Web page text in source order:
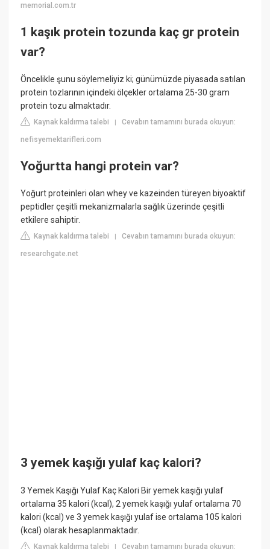
memorial.com.tr
1 kaşık protein tozunda kaç gr protein
var?
Öncelikle şunu söylemeliyiz ki; günümüzde piyasada satılan
protein tozlarının içindeki ölçekler ortalama 25-30 gram
protein tozu almaktadır.
Kaynak kaldırma talebi |Cevabın tamamını burada okuyun:
nefisyemektarifleri.com
Yoğurtta hangi protein var?
Yoğurt proteinleri olan whey ve kazeinden türeyen biyoaktif
peptidler çeşitli mekanizmalarla sağlık üzerinde çeşitli
etkilere sahiptir.
Kaynak kaldırma talebi |Cevabın tamamını burada okuyun:
researchgate.net
3 yemek kaşığı yulaf kaç kalori?
3 Yemek Kaşığı Yulaf Kaç Kalori Bir yemek kaşığı yulaf
ortalama 35 kalori (kcal), 2 yemek kaşığı yulaf ortalama 70
kalori (kcal) ve 3 yemek kaşığı yulaf ise ortalama 105 kalori
(kcal) olarak hesaplanmaktadır.
Kaynak kaldırma talebi |Cevabın tamamını burada okuyun: